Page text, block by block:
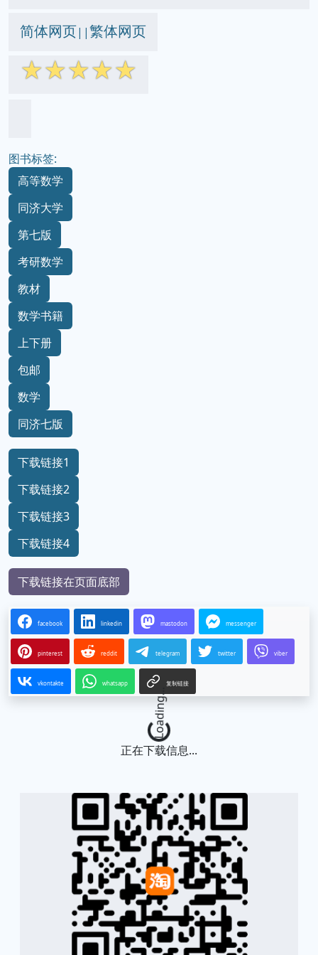
简体网页||繁体网页
☆☆☆☆☆
图书标签:
高等数学
同济大学
第七版
考研数学
教材
数学书籍
上下册
包邮
数学
同济七版
下载链接1
下载链接2
下载链接3
下载链接4
下载链接在页面底部
facebook linkedin mastodon messenger
pinterest reddit telegram twitter viber
vkontakte whatsapp 复制链接
Loading...
正在下载信息...